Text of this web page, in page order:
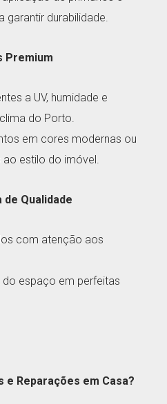
garantir durabilidade.
Premium
a UV, humidade e
do Porto.
em cores modernas ou
estilo do imóvel.
de Qualidade
com atenção aos
do espaço em perfeitas
e Reparações em Casa?